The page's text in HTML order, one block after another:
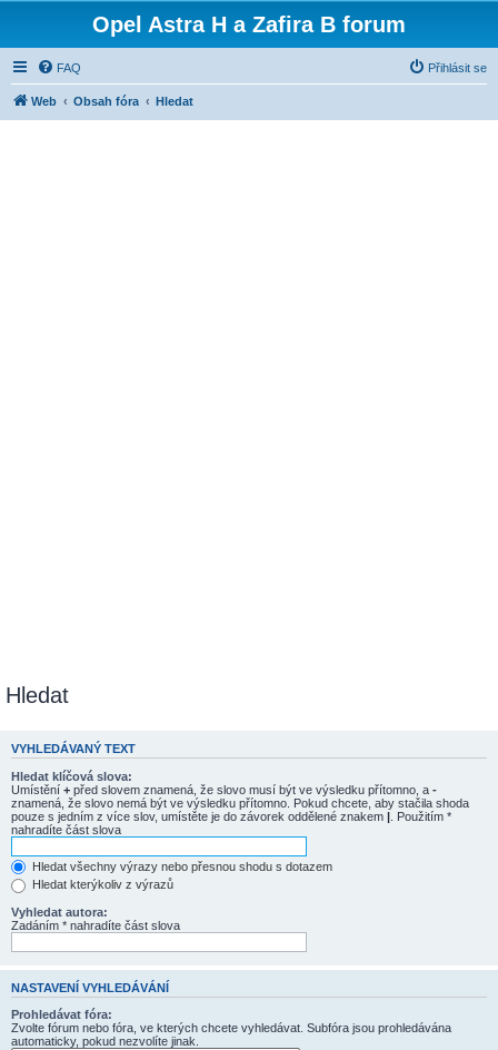
Opel Astra H a Zafira B forum
FAQ Přihlásit se
Web Obsah fóra Hledat
Hledat
VYHLEDÁVANÝ TEXT
Hledat klíčová slova:
Umístění + před slovem znamená, že slovo musí být ve výsledku přítomno, a -
znamená, že slovo nemá být ve výsledku přítomno. Pokud chcete, aby stačila shoda
pouze s jedním z více slov, umístěte je do závorek oddělené znakem | . Použitím *
nahradíte část slova
Hledat všechny výrazy nebo přesnou shodu s dotazem
Hledat kterýkoliv z výrazů
Vyhledat autora:
Zadáním * nahradíte část slova
NASTAVENÍ VYHLEDÁVÁNÍ
Prohledávat fóra:
Zvolte fórum nebo fóra, ve kterých chcete vyhledávat. Subfóra jsou prohledávána
automaticky, pokud nezvolíte jinak.